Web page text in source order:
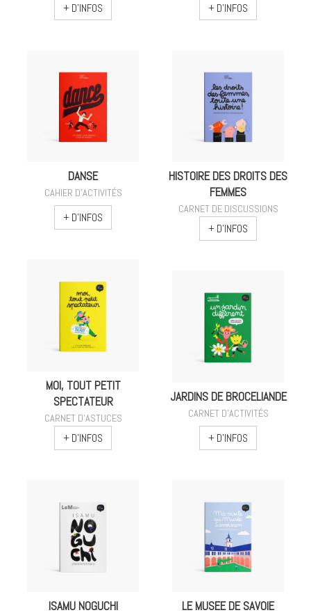
+ D'INFOS + D'INFOS
DANSE
CAHIER D'ACTIVITÉS
+ D'INFOS
HISTOIRE DES DROITS DES
FEMMES
CARNET DE DISCUSSIONS
+ D'INFOS
MOI, TOUT PETIT
SPECTATEUR
CARNET D'ASTUCES
+ D'INFOS
JARDINS DE BROCELIANDE
CARNET D'ACTIVITÉS
+ D'INFOS
ISAMU NOGUCHI LE MUSEE DE SAVOIE